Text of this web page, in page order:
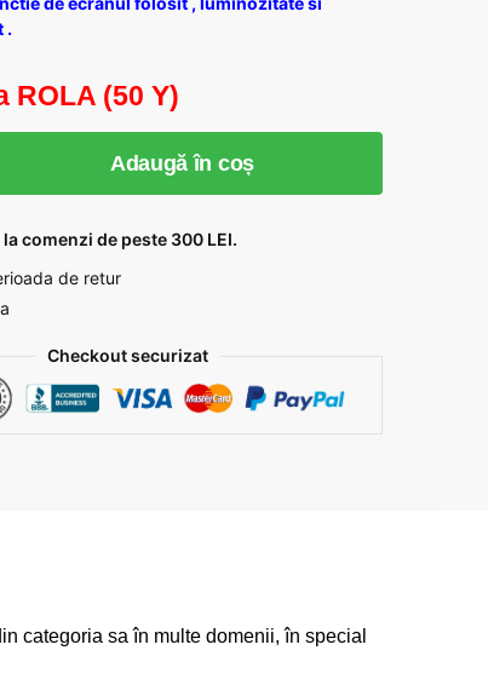
.
ROLA (50 Y)
Adaugă în coș
comenzi de peste 300 LEI.
de retur
Checkout securizat
categoria sa în multe domenii, în special